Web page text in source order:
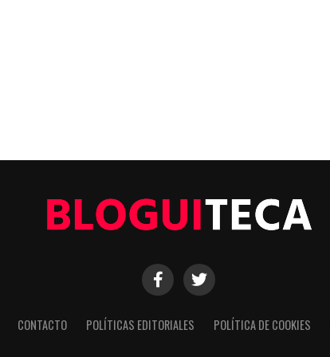
CONTACTO POLÍTICAS EDITORIALES POLÍTICA DE COOKIES